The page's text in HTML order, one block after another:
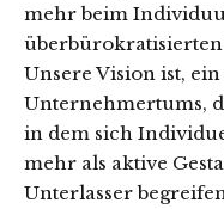
mehr beim
Unsere Vision ist,
Unternehmertums,
in dem sich
mehr als aktive
Unterlasser